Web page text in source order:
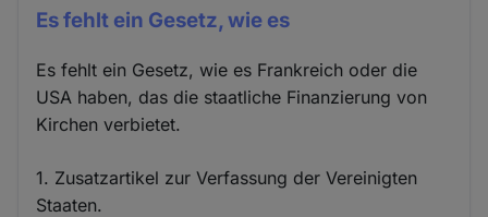
Es fehlt ein Gesetz, wie es
Es fehlt ein Gesetz, wie es Frankreich oder die
USA haben, das die staatliche Finanzierung von
Kirchen verbietet.
1. Zusatzartikel zur Verfassung der Vereinigten
Staaten.